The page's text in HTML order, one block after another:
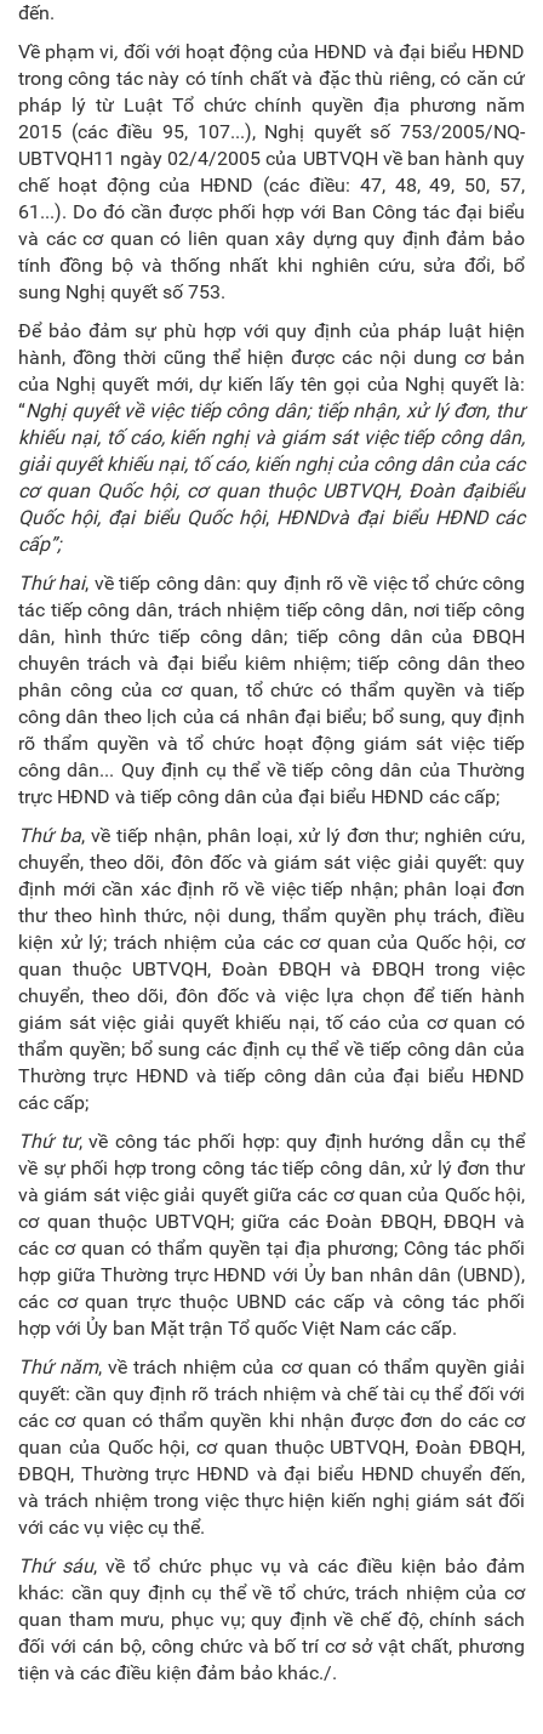
đến.
Về phạm vi, đối với hoạt động của HĐND và đại biểu HĐND
trong công tác này có tính chất và đặc thù riêng, có căn cứ
pháp lý từ Luật Tổ chức chính quyền địa phương năm
2015 (các điều 95, 107...), Nghị quyết số 753/2005/NQ-
UBTVQH11 ngày 02/4/2005 của UBTVQH về ban hành quy
chế hoạt động của HĐND (các điều: 47, 48, 49, 50, 57,
61...). Do đó cần được phối hợp với Ban Công tác đại biểu
và các cơ quan có liên quan xây dựng quy định đảm bảo
tính đồng bộ và thống nhất khi nghiên cứu, sửa đổi, bổ
sung Nghị quyết số 753.
Để bảo đảm sự phù hợp với quy định của pháp luật hiện
hành, đồng thời cũng thể hiện được các nội dung cơ bản
của Nghị quyết mới, dự kiến lấy tên gọi của Nghị quyết là:
“Nghị quyết về việc tiếp công dân; tiếp nhận, xử lý đơn, thư
khiếu nại, tố cáo, kiến nghị và giám sát việc tiếp công dân,
giải quyết khiếu nại, tố cáo, kiến nghị của công dân của các
cơ quan Quốc hội, cơ quan thuộc UBTVQH, Đoàn đạibiểu
Quốc hội, đại biểu Quốc hội, HĐNDvà đại biểu HĐNDcác
cấp”;
Thứ hai, về tiếp công dân: quy định rõ về việc tổ chức công
tác tiếp công dân, trách nhiệm tiếp công dân, nơi tiếp công
dân, hình thức tiếp công dân; tiếp công dân của ĐBQH
chuyên trách và đại biểu kiêm nhiệm; tiếp công dân theo
phân công của cơ quan, tổ chức có thẩm quyền và tiếp
công dân theo lịch của cá nhân đại biểu; bổ sung, quy định
rõ thẩm quyền và tổ chức hoạt động giám sát việc tiếp
công dân... Quy định cụ thể về tiếp công dân của Thường
trực HĐND và tiếp công dân của đại biểu HĐND các cấp;
Thứ ba, về tiếp nhận, phân loại, xử lý đơn thư; nghiên cứu,
chuyển, theo dõi, đôn đốc và giám sát việc giải quyết: quy
định mới cần xác định rõ về việc tiếp nhận; phân loại đơn
thư theo hình thức, nội dung, thẩm quyền phụ trách, điều
kiện xử lý; trách nhiệm của các cơ quan của Quốc hội, cơ
quan thuộc UBTVQH, Đoàn ĐBQH và ĐBQH trong việc
chuyển, theo dõi, đôn đốc và việc lựa chọn để tiến hành
giám sát việc giải quyết khiếu nại, tố cáo của cơ quan có
thẩm quyền; bổ sung các định cụ thể về tiếp công dân của
Thường trực HĐND và tiếp công dân của đại biểu HĐND
các cấp;
Thứ tư, về công tác phối hợp: quy định hướng dẫn cụ thể
về sự phối hợp trong công tác tiếp công dân, xử lý đơn thư
và giám sát việc giải quyết giữa các cơ quan của Quốc hội,
cơ quan thuộc UBTVQH; giữa các Đoàn ĐBQH, ĐBQH và
các cơ quan có thẩm quyền tại địa phương; Công tác phối
hợp giữa Thường trực HĐND với Ủy ban nhân dân (UBND),
các cơ quan trực thuộc UBND các cấp và công tác phối
hợp với Ủy ban Mặt trận Tổ quốc Việt Nam các cấp.
Thứ năm, về trách nhiệm của cơ quan có thẩm quyền giải
quyết: cần quy định rõ trách nhiệm và chế tài cụ thể đối với
các cơ quan có thẩm quyền khi nhận được đơn do các cơ
quan của Quốc hội, cơ quan thuộc UBTVQH, Đoàn ĐBQH,
ĐBQH, Thường trực HĐND và đại biểu HĐND chuyển đến,
và trách nhiệm trong việc thực hiện kiến nghị giám sát đối
với các vụ việc cụ thể.
Thứ sáu, về tổ chức phục vụ và các điều kiện bảo đảm
khác: cần quy định cụ thể về tổ chức, trách nhiệm của cơ
quan tham mưu, phục vụ; quy định về chế độ, chính sách
đối với cán bộ, công chức và bố trí cơ sở vật chất, phương
tiện và các điều kiện đảm bảo khác./.